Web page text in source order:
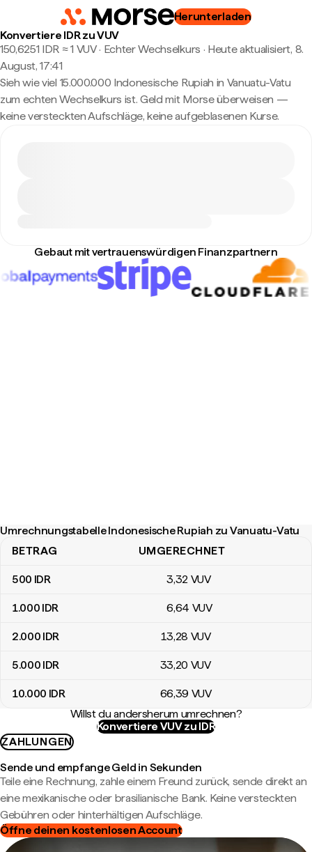
Herunterladen
Konvertiere IDR zu VUV
150,6251 IDR ≈ 1 VUV · Echter Wechselkurs · Heute aktualisiert, 8.
August, 17:41
Sieh wie viel 15.000.000 Indonesische Rupiah in Vanuatu-Vatu
zum echten Wechselkurs ist. Geld mit Morse überweisen —
keine versteckten Aufschläge, keine aufgeblasenen Kurse.
Gebaut mit vertrauenswürdigen Finanzpartnern
Umrechnungstabelle Indonesische Rupiah zu Vanuatu-Vatu
Umrechnungstabelle Indonesische Rupiah zu Vanuatu-Vatu
BETRAG UMGERECHNET
500 IDR 3,32 VUV
1.000 IDR 6,64 VUV
2.000 IDR 13,28 VUV
5.000 IDR 33,20 VUV
10.000 IDR 66,39 VUV
Willst du andersherum umrechnen?
Konvertiere VUV zu IDR
ZAHLUNGEN
Sende und empfange Geld in Sekunden
Teile eine Rechnung, zahle einem Freund zurück, sende direkt an
eine mexikanische oder brasilianische Bank. Keine versteckten
Gebühren oder hinterhältigen Aufschläge.
Öffne deinen kostenlosen Account